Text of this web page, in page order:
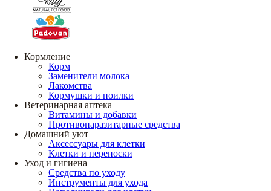
Кормление
Корм
Заменители молока
Лакомства
Кормушки и поилки
Ветеринарная аптека
Витамины и добавки
Противопаразитарные средства
Домашний уют
Аксессуары для клетки
Клетки и переноски
Уход и гигиена
Средства по уходу
Инструменты для ухода